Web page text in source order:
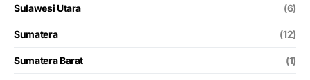
Sulawesi Utara (6)
Sumatera (12)
Sumatera Barat (1)